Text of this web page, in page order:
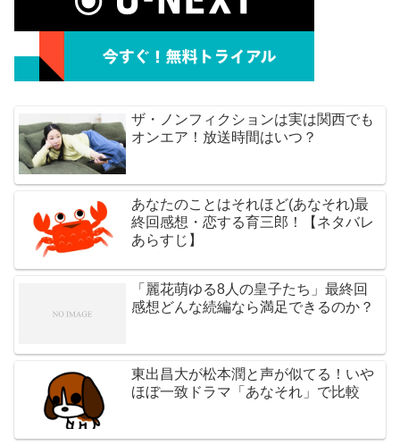
ザ・ノンフィクションは実は関西でも
オンエア！放送時間はいつ？
あなたのことはそれほど(あなそれ)最
終回感想・恋する育三郎！【ネタバレ
あらすじ】
「麗花萌ゆる8人の皇子たち」最終回
感想どんな続編なら満足できるのか？
東出昌大が松本潤と声が似てる！いや
ほぼ一致ドラマ「あなそれ」で比較